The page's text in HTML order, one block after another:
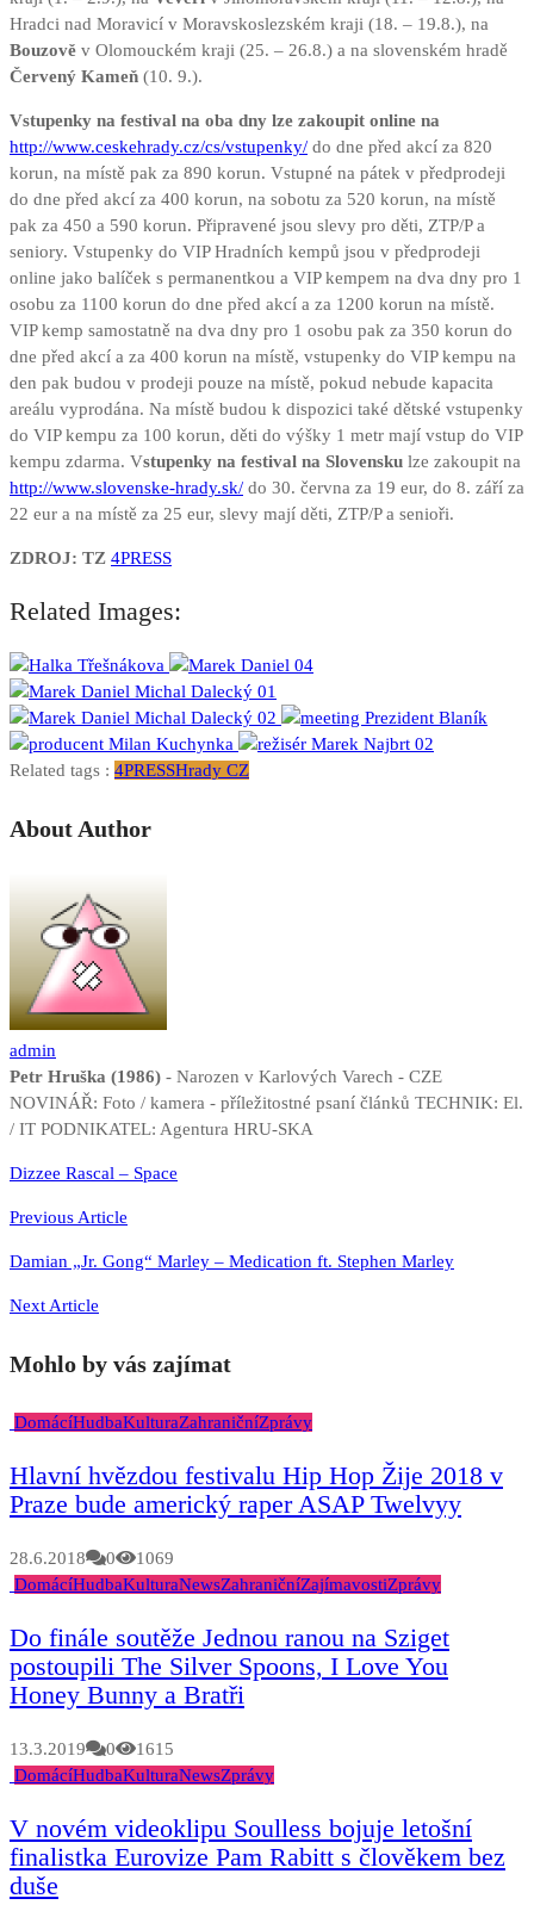
Hradci nad Moravicí v Moravskoslezském kraji (18. – 19.8.), na
Bouzově v Olomouckém kraji (25. – 26.8.) a na slovenském hradě
Červený Kameň (10. 9.).
Vstupenky na festival na oba dny lze zakoupit online na
http://www.ceskehrady.cz/cs/vstupenky/ do dne před akcí za 820
korun, na místě pak za 890 korun. Vstupné na pátek v předprodeji
do dne před akcí za 400 korun, na sobotu za 520 korun, na místě
pak za 450 a 590 korun. Připravené jsou slevy pro děti, ZTP/P a
seniory. Vstupenky do VIP Hradních kempů jsou v předprodeji
online jako balíček s permanentkou a VIP kempem na dva dny pro 1
osobu za 1100 korun do dne před akcí a za 1200 korun na místě.
VIP kemp samostatně na dva dny pro 1 osobu pak za 350 korun do
dne před akcí a za 400 korun na místě, vstupenky do VIP kempu na
den pak budou v prodeji pouze na místě, pokud nebude kapacita
areálu vyprodána. Na místě budou k dispozici také dětské vstupenky
do VIP kempu za 100 korun, děti do výšky 1 metr mají vstup do VIP
kempu zdarma. Vstupenky na festival na Slovensku lze zakoupit na
http://www.slovenske-hrady.sk/ do 30. června za 19 eur, do 8. září za
22 eur a na místě za 25 eur, slevy mají děti, ZTP/P a senioři.
ZDROJ: TZ 4PRESS
Related Images:
Related tags : 4PRESSHrady CZ
About Author
admin
Petr Hruška (1986) - Narozen v Karlových Varech - CZE
NOVINÁŘ: Foto / kamera - příležitostné psaní článků TECHNIK: El.
/ IT PODNIKATEL: Agentura HRU-SKA
Navigace
pro
Dizzee Rascal – Space
Previous Article
Damian „Jr. Gong“ Marley – Medication ft. Stephen Marley
Next Article
Mohlo by vás zajímat
DomácíHudbaKulturaZahraničníZprávy
Hlavní hvězdou festivalu Hip Hop Žije 2018 v
Praze bude americký raper ASAP Twelvyy
28.6.2018 0
1069
DomácíHudbaKulturaNewsZahraničníZajímavostiZprávy
Do finále soutěže Jednou ranou na Sziget
postoupili The Silver Spoons, I Love You
Honey Bunny a Bratři
13.3.2019 0
1615
DomácíHudbaKulturaNewsZprávy
V novém videoklipu Soulless bojuje letošní
finalistka Eurovize Pam Rabitt s člověkem bez
duše